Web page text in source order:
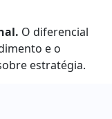
O diferencial
e o
estratégia.